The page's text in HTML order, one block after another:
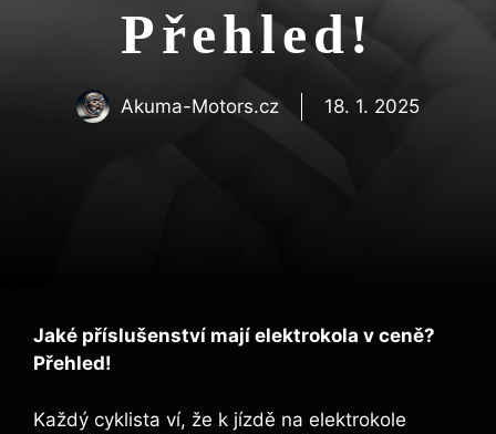
Přehled!
Akuma-Motors.cz 18. 1. 2025
Jaké příslušenství mají elektrokola v ceně?
Přehled!
Každý cyklista ví, že k jízdě na elektrokole